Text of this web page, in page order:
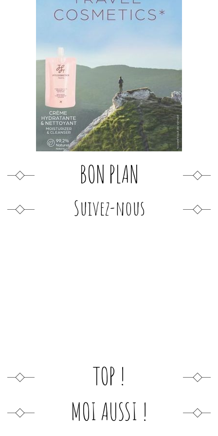
BON PLAN
Suivez-nous
TOP !
MOI AUSSI !